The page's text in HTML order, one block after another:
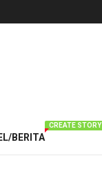
BERITA
CREATE STORY